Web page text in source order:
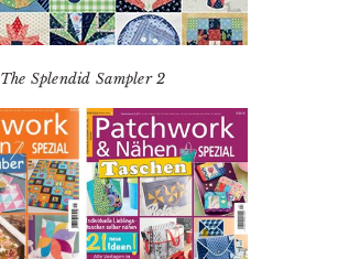
The Splendid Sampler 2